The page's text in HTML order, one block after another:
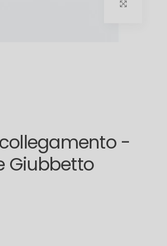
-
Giubbetto